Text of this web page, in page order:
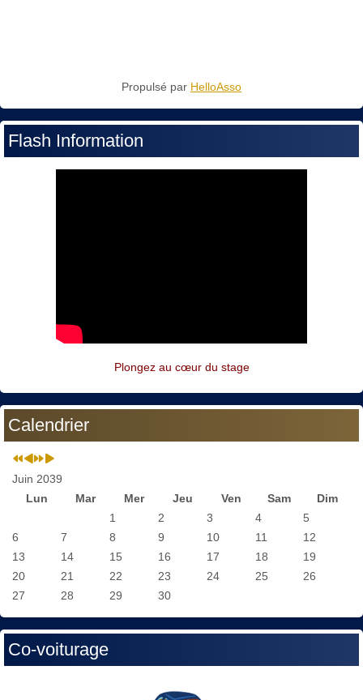
Propulsé par HelloAsso
Flash Information
Plongez au cœur du stage
Calendrier
Juin 2039
Lun
Mar Mer Jeu Ven Sam
Dim
1
2 3 4
5
6
7 8 9 10 11
12
13
14 15 16 17 18
19
20
21 22 23 24 25
26
27
28 29 30
Co-voiturage